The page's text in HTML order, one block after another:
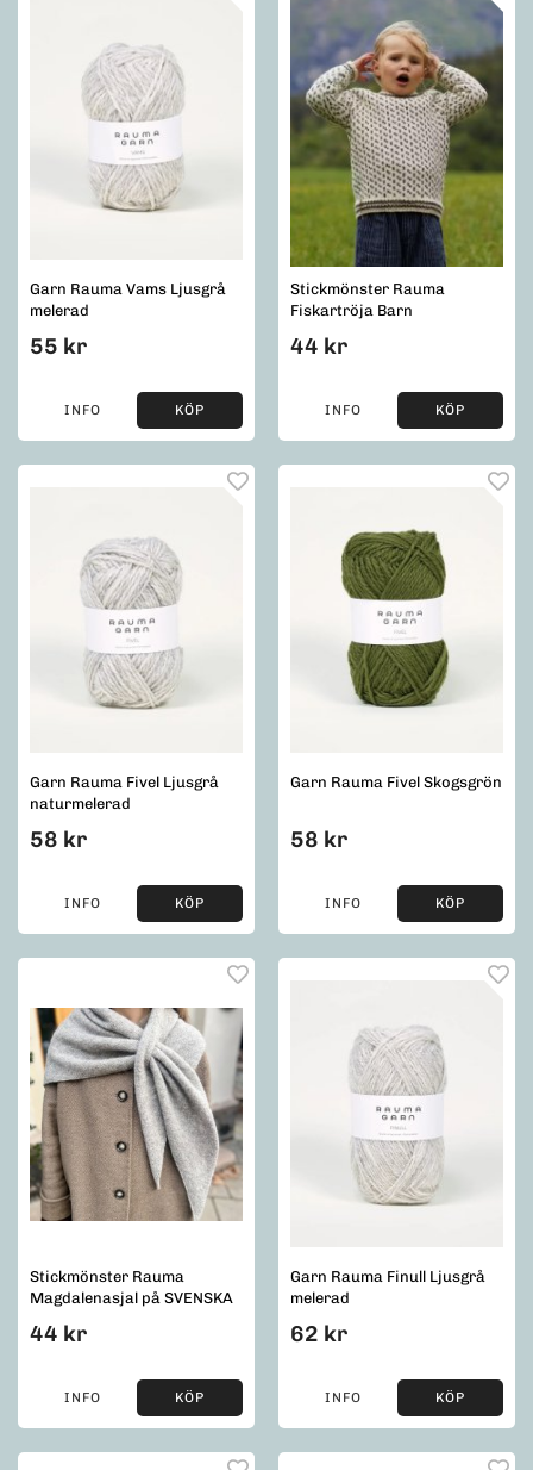
Garn Rauma Vams Ljusgrå
melerad
55 kr
INFO KÖP
Stickmönster Rauma
Fiskartröja Barn
44 kr
INFO KÖP
Garn Rauma Fivel Ljusgrå
naturmelerad
58 kr
INFO KÖP
Garn Rauma Fivel Skogsgrön
58 kr
INFO KÖP
Stickmönster Rauma
Magdalenasjal på SVENSKA
44 kr
INFO KÖP
Garn Rauma Finull Ljusgrå
melerad
62 kr
INFO KÖP